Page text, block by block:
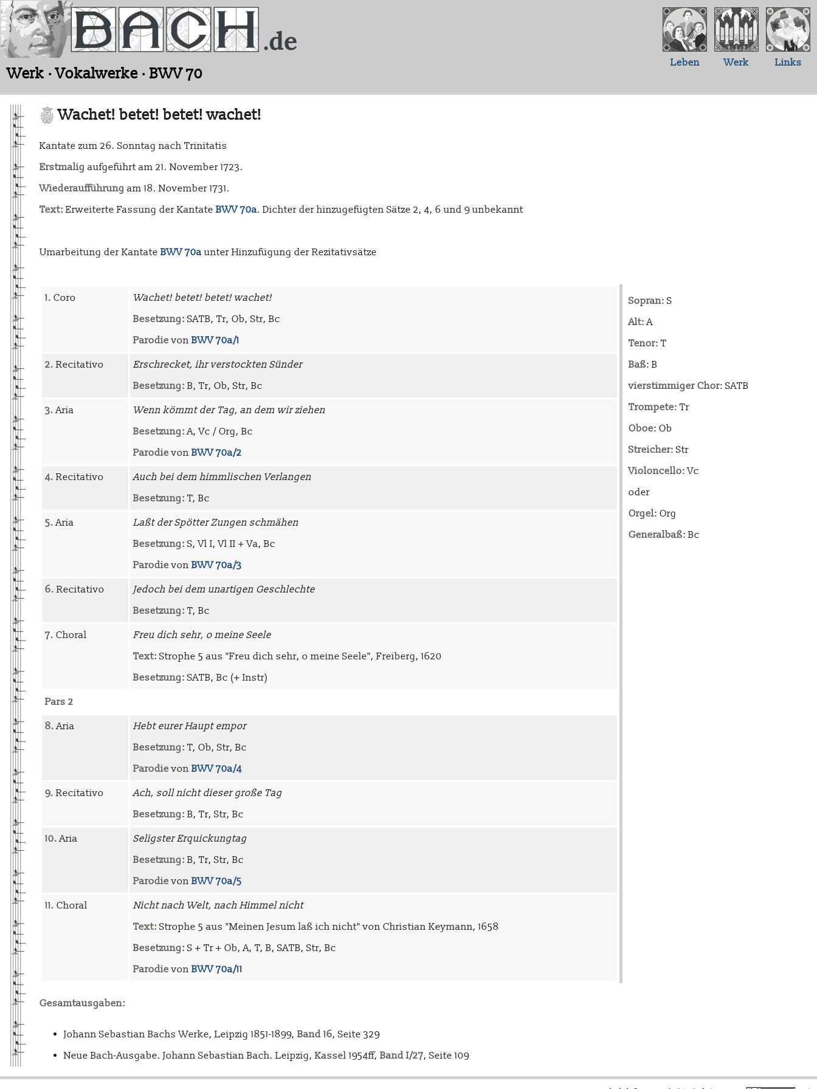
Werk · Vokalwerke · BWV 70
Leben Werk Links
Wachet! betet! betet! wachet!
Kantate zum 26. Sonntag nach Trinitatis
Erstmalig aufgeführt am 21. November 1723.
Wiederaufführung am 18. November 1731.
Text: Erweiterte Fassung der Kantate BWV 70a. Dichter der hinzugefügten Sätze 2, 4, 6 und 9 unbekannt
Umarbeitung der Kantate BWV 70aunter Hinzufügung der Rezitativsätze
1. Coro
Wachet! betet! betet! wachet!
Besetzung: SATB, Tr, Ob, Str, Bc
Parodie von BWV 70a/1
2. Recitativo
Erschrecket, ihr verstockten Sünder
Besetzung: B, Tr, Ob, Str, Bc
3.Aria
Wenn kömmt der Tag, an dem wir ziehen
Besetzung:A, Vc / Org, Bc
Parodie von BWV 70a/2
4. Recitativo
Auch bei dem himmlischen Verlangen
Besetzung: T, Bc
5.Aria
Laßt der Spötter Zungen schmähen
Besetzung: S, Vl I, Vl II + Va, Bc
Parodie von BWV 70a/3
6. Recitativo
Jedoch bei dem unartigen Geschlechte
Besetzung: T, Bc
7. Choral
Freu dich sehr, o meine Seele
Text: Strophe 5 aus "Freu dich sehr, o meine Seele", Freiberg, 1620
Besetzung: SATB, Bc (+ Instr)
Pars 2
8.Aria
Hebt eurer Haupt empor
Besetzung: T, Ob, Str, Bc
Parodie von BWV 70a/4
9. Recitativo
Ach, soll nicht dieser große Tag
Besetzung: B, Tr, Str, Bc
10.Aria
Seligster Erquickungtag
Besetzung: B, Tr, Str, Bc
Parodie von BWV 70a/5
11. Choral
Nicht nach Welt, nach Himmel nicht
Text: Strophe 5 aus "Meinen Jesum laß ich nicht" von Christian Keymann, 1658
Besetzung: S + Tr + Ob, A, T, B, SATB, Str, Bc
Parodie von BWV 70a/11
Sopran: S
Alt: A
Tenor: T
Baß: B
vierstimmiger Chor: SATB
Trompete: Tr
Oboe: Ob
Streicher: Str
Violoncello: Vc
oder
Orgel: Org
Generalbaß: Bc
Gesamtausgaben:
Johann Sebastian Bachs Werke, Leipzig 1851-1899, Band 16, Seite 329
Neue Bach-Ausgabe. Johann Sebastian Bach. Leipzig, Kassel 1954ff, Band I/27, Seite 109